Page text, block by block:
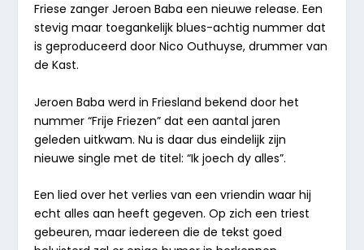
Friese zanger Jeroen Baba een nieuwe release. Een
stevig maar toegankelijk blues-achtig nummer dat
is geproduceerd door Nico Outhuyse, drummer van
de Kast.
Jeroen Baba werd in Friesland bekend door het
nummer “Frije Friezen” dat een aantal jaren
geleden uitkwam. Nu is daar dus eindelijk zijn
nieuwe single met de titel: “Ik joech dy alles”.
Een lied over het verlies van een vriendin waar hij
echt alles aan heeft gegeven. Op zich een triest
gebeuren, maar iedereen die de tekst goed